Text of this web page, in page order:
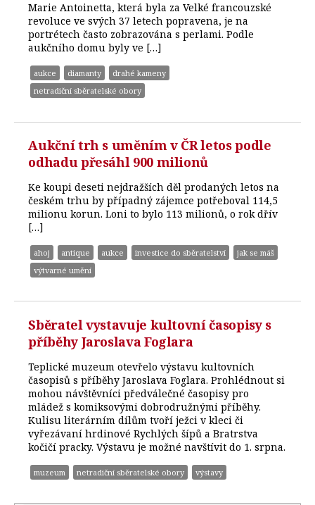
Marie Antoinetta, která byla za Velké francouzské
revoluce ve svých 37 letech popravena, je na
portrétech často zobrazována s perlami. Podle
aukčního domu byly ve […]
aukce diamanty
drahé kameny
netradiční sběratelské obory
Aukční trh s uměním v ČR letos podle
odhadu přesáhl 900 milionů
Ke koupi deseti nejdražších děl prodaných letos na
českém trhu by případný zájemce potřeboval 114,5
milionu korun. Loni to bylo 113 milionů, o rok dřív
[…]
ahoj antique aukce investice do sběratelství
jak se máš
výtvarné umění
Sběratel vystavuje kultovní časopisy s
příběhy Jaroslava Foglara
Teplické muzeum otevřelo výstavu kultovních
časopisů s příběhy Jaroslava Foglara. Prohlédnout si
mohou návštěvníci předválečné časopisy pro
mládež s komiksovými dobrodružnými příběhy.
Kulisu literárním dílům tvoří ježci v kleci či
vyřezávaní hrdinové Rychlých šípů a Bratrstva
kočičí pracky. Výstavu je možné navštívit do 1. srpna.
muzeum netradiční sběratelské obory výstavy